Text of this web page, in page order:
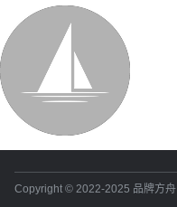
Copyright © 2022-2025 品牌方舟